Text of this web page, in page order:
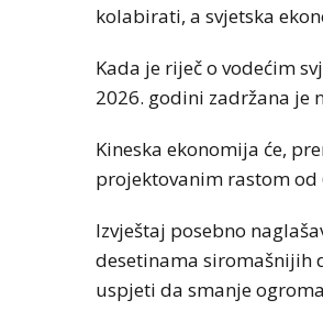
kolabirati, a svjetska
Kada je riječ o vodećim
2026. godini zadržana je
Kineska ekonomija će,
projektovanim rastom od
Izvještaj posebno
desetinama siromašnijih
uspjeti da smanje